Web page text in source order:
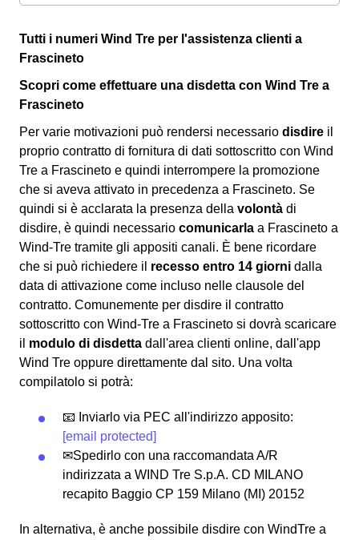
Tutti i numeri Wind Tre per l'assistenza clienti a
Frascineto
Scopri come effettuare una disdetta con Wind Tre a
Frascineto
Per varie motivazioni può rendersi necessario disdire il
proprio contratto di fornitura di dati sottoscritto con Wind
Tre a Frascineto e quindi interrompere la promozione
che si aveva attivato in precedenza a Frascineto. Se
quindi si è acclarata la presenza della volontà di
disdire, è quindi necessario comunicarla a Frascineto a
Wind-Tre tramite gli appositi canali. È bene ricordare
che si può richiedere il recesso entro 14 giorni dalla
data di attivazione come incluso nelle clausole del
contratto. Comunemente per disdire il contratto
sottoscritto con Wind-Tre a Frascineto si dovrà scaricare
il modulo di disdetta dall'area clienti online, dall'app
Wind Tre oppure direttamente dal sito. Una volta
compilatolo si potrà:
📧 Inviarlo via PEC all'indirizzo apposito:
[email protected]
✉Spedirlo con una raccomandata A/R
indirizzata a WIND Tre S.p.A. CD MILANO
recapito Baggio CP 159 Milano (MI) 20152
In alternativa, è anche possibile disdire con WindTre a